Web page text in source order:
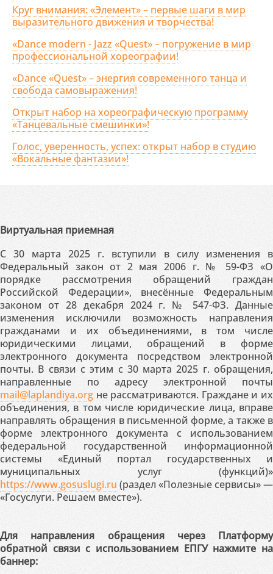
Круг внимания: «Элемент» – первые шаги в мир
выразительного движения и творчества!
«Dance modern - Jazz «Quest» – погружение в мир
профессиональной хореографии!
«Dance «Quest» – энергия современного танца и
свобода самовыражения!
Открыт набор на хореографическую программу
«Танцевальные смешинки»!
Голос, уверенность, успех: открыт набор в студию
«Вокальные фантазии»!
Виртуальная приемная
С 30 марта 2025 г. вступили в силу изменения в
Федеральный закон от 2 мая 2006 г. № 59-ФЗ «О
порядке рассмотрения обращений граждан
Российской Федерации», внесённые Федеральным
законом от 28 декабря 2024 г. № 547-ФЗ. Данные
изменения исключили возможность направления
гражданами и их объединениями, в том числе
юридическими лицами, обращений в форме
электронного документа посредством электронной
почты. В связи с этим с 30 марта 2025 г. обращения,
направленные по адресу электронной почты
mail@laplandiya.org не рассматриваются. Граждане и их
объединения, в том числе юридические лица, вправе
направлять обращения в письменной форме, а также в
форме электронного документа с использованием
федеральной государственной информационной
системы «Единый портал государственных и
муниципальных услуг (функций)»
https://www.gosuslugi.ru (раздел «Полезные сервисы» —
«Госуслуги. Решаем вместе»).
Для направления обращения через Платформу
обратной связи с использованием ЕПГУ нажмите на
баннер: